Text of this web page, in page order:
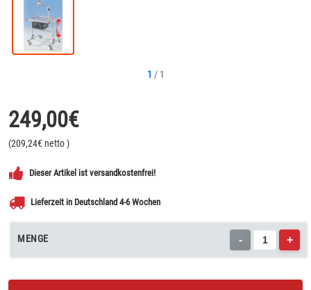
1 / 1
249,00€
(209,24€ netto)
Dieser Artikel ist versandkostenfrei!
Lieferzeit in Deutschland 4-6 Wochen
MENGE - +